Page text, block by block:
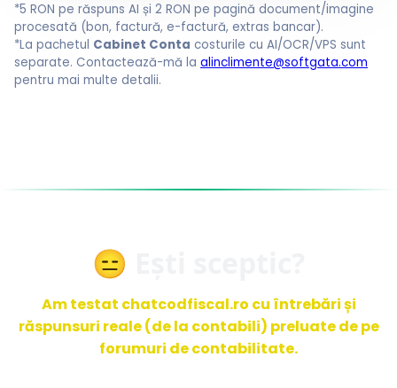
*5 RON pe răspuns AI și 2 RON pe pagină document/imagine
procesată (bon, factură, e-factură, extras bancar).
*La pachetul Cabinet Conta costurile cu AI/OCR/VPS sunt
separate. Contactează-mă la alinclimente@softgata.com
pentru mai multe detalii.
😑 Ești sceptic?
Am testat chatcodfiscal.ro cu întrebări și
răspunsuri reale (de la contabili) preluate de pe
forumuri de contabilitate.